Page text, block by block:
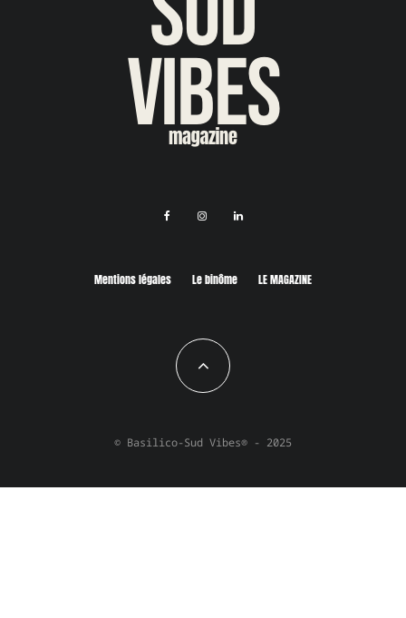
Mentions légales Le binôme LE MAGAZINE
© Basilico-Sud Vibes® - 2025